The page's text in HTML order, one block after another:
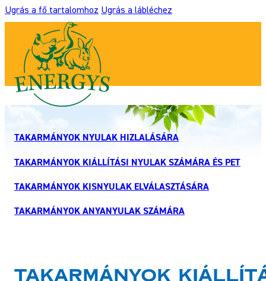
Ugrás a fő tartalomhoz Ugrás a lábléchez
TAKARMÁNYOK NYULAK HIZLALÁSÁRA
TAKARMÁNYOK KIÁLLÍTÁSI NYULAK SZÁMÁRA ÉS PET
TAKARMÁNYOK KISNYULAK ELVÁLASZTÁSÁRA
TAKARMÁNYOK ANYANYULAK SZÁMÁRA
Takarmányok